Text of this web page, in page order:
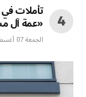
تأملات في
«عمة آل
الجمعة 07 أغسطس 2:50 ص